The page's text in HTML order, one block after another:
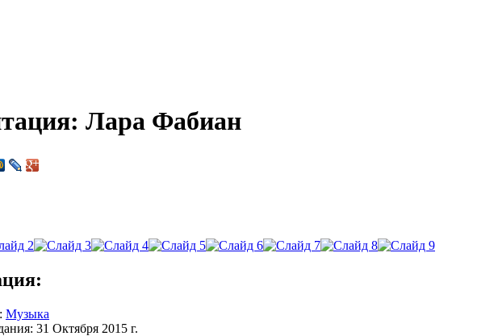
Лара Фабиан
Музыка
31 Октября 2015 г.